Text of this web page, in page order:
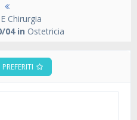
Chirurgia
04 in Ostetricia